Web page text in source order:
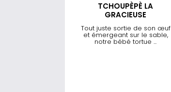
TCHOUPÈPÈ LA
GRACIEUSE
Tout juste sortie de son œuf
et émergeant sur le sable,
notre bébé tortue ...